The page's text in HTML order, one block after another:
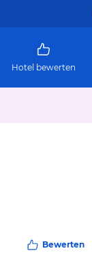
Hotel bewerten
Bewerten